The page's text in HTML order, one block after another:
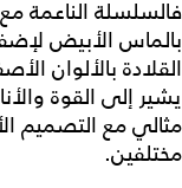
فالسلسلة الناعمة
بالماس الأبيض
القلادة بالألوان
يشير إلى القوة
مثالي مع التصميم
مختلفين.